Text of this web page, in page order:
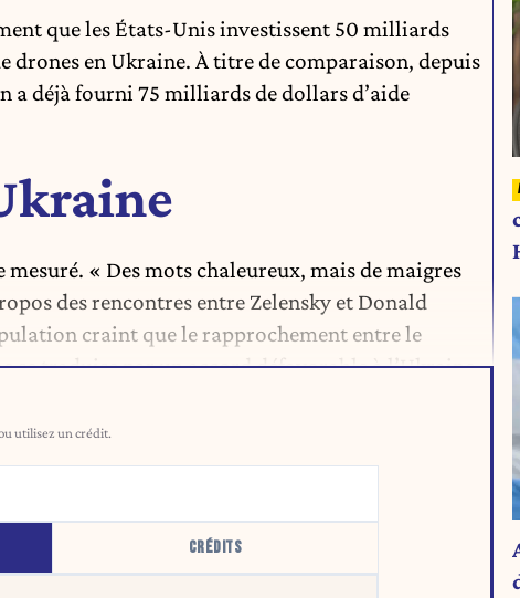
que les États-Unis investissent 50 milliards
drones en Ukraine. À titre de comparaison, depuis
a déjà fourni 75 milliards de dollars d’aide
mesuré. « Des mots chaleureux, mais de maigres
des rencontres entre Zelensky et Donald
craint que le rapprochement entre le
traduise par un accord défavorable à l’Ukraine.
utilisez un crédit.
CRÉDITS